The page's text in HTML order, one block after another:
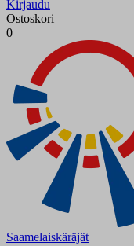
Kirjaudu
Ostoskori
0
Saamelaiskäräjät